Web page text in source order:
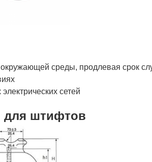
среды, продлевая срок
сетей
для штифтов